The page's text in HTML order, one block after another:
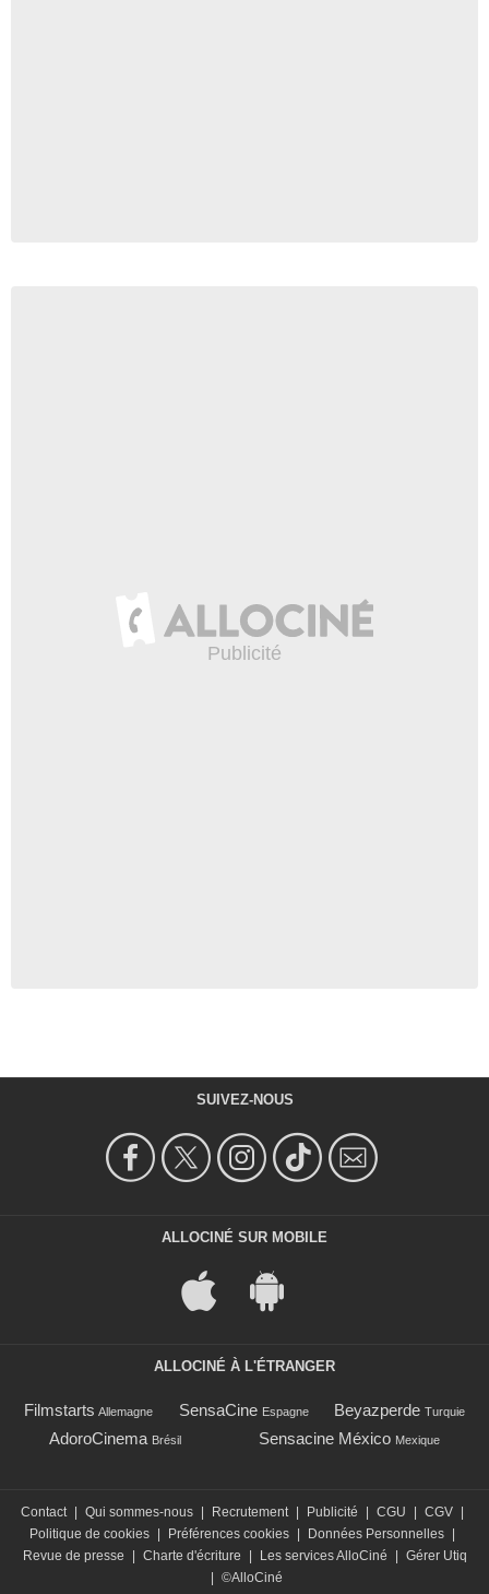
SUIVEZ-NOUS
ALLOCINÉ SUR MOBILE
ALLOCINÉ À L'ÉTRANGER
Filmstarts Allemagne SensaCine Espagne Beyazperde Turquie
AdoroCinema Brésil Sensacine México Mexique
Contact Qui sommes-nous Recrutement Publicité CGU CGV
Politique de cookies
Préférences cookies Données Personnelles
Revue de presse
Charte d'écriture Les services AlloCiné
Gérer Utiq
©AlloCiné